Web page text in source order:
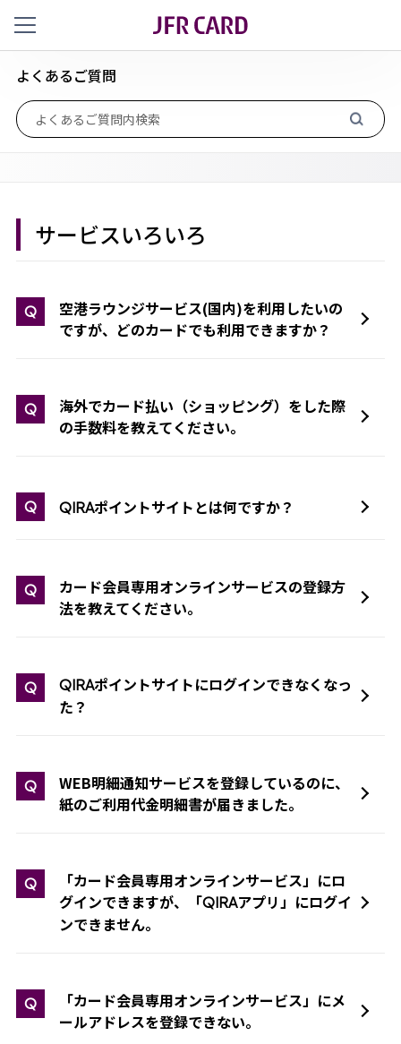
よくあるご質問
サービスいろいろ
Q
空港ラウンジサービス(国内)を利用したいの
ですが、どのカードでも利用できますか？
Q
海外でカード払い（ショッピング）をした際
の手数料を教えてください。
Q QIRAポイントサイトとは何ですか？
Q
カード会員専用オンラインサービスの登録方
法を教えてください。
Q QIRAポイントサイトにログインできなくなっ
た？
Q
WEB明細通知サービスを登録しているのに、
紙のご利用代金明細書が届きました。
Q
「カード会員専用オンラインサービス」にロ
グインできますが、「QIRAアプリ」にログイ
ンできません。
Q
「カード会員専用オンラインサービス」にメ
ールアドレスを登録できない。